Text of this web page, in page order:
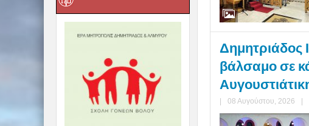
Δημητριάδος
βάλσαμο σε
08 Αυγούστου, 2026